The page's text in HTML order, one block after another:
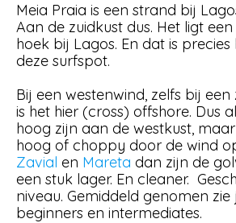
Meia Praia is een strand bij
Aan de zuidkust dus. Het ligt
hoek bij Lagos. En dat is
deze surfspot.
Bij een westenwind, zelfs bij
is het hier (cross) offshore. Dus
hoog zijn aan de westkust,
hoog of choppy door de wind
Zavial en Mareta dan zijn de
een stuk lager. En cleaner.
niveau. Gemiddeld genomen
beginners en intermediates.